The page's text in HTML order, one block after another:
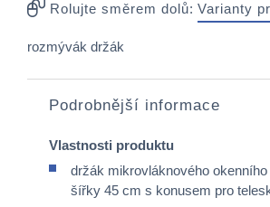
Rolujte směrem dolů: Varianty
rozmývák držák
Podrobnější informace
Vlastnosti produktu
držák mikrovláknového
šířky 45 cm s konusem pro